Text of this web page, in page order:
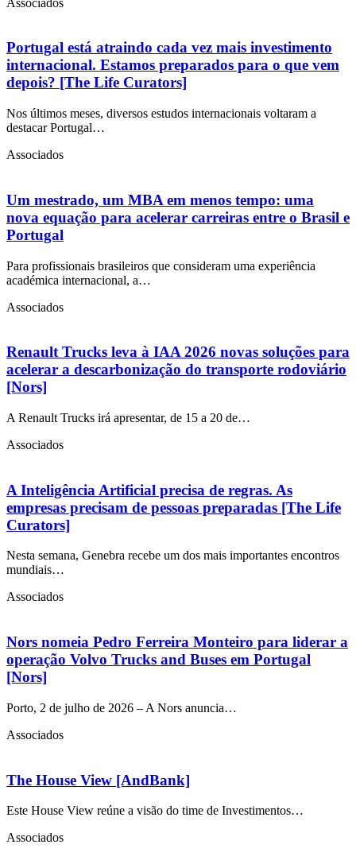
Portugal está atraindo cada vez mais investimento
internacional. Estamos preparados para o que vem
depois? [The Life Curators]
Nos últimos meses, diversos estudos internacionais voltaram a
destacar Portugal…
Associados
Um mestrado, um MBA em menos tempo: uma
nova equação para acelerar carreiras entre o Brasil e
Portugal
Para profissionais brasileiros que consideram uma experiência
académica internacional, a…
Associados
Renault Trucks leva à IAA 2026 novas soluções para
acelerar a descarbonização do transporte rodoviário
[Nors]
A Renault Trucks irá apresentar, de 15 a 20 de…
Associados
A Inteligência Artificial precisa de regras. As
empresas precisam de pessoas preparadas [The Life
Curators]
Nesta semana, Genebra recebe um dos mais importantes encontros
mundiais…
Associados
Nors nomeia Pedro Ferreira Monteiro para liderar a
operação Volvo Trucks and Buses em Portugal
[Nors]
Porto, 2 de julho de 2026 – A Nors anuncia…
Associados
The House View [AndBank]
Este House View reúne a visão do time de Investimentos…
Associados